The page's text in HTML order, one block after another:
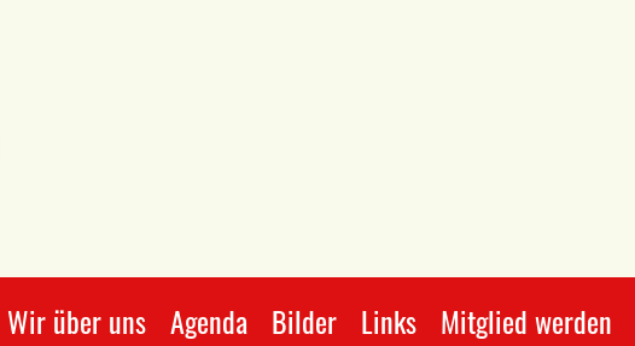
Wir über uns Agenda Bilder Links Mitglied werden